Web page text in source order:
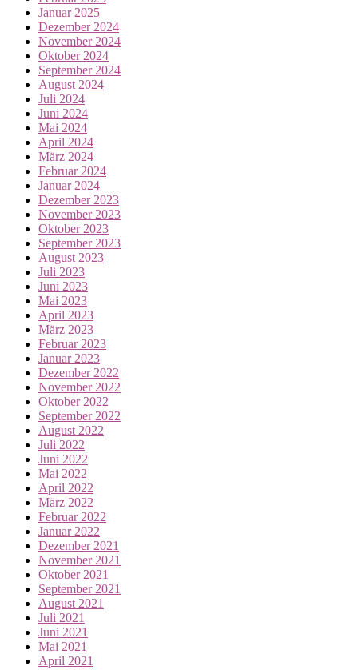
Januar 2025
Dezember 2024
November 2024
Oktober 2024
September 2024
August 2024
Juli 2024
Juni 2024
Mai 2024
April 2024
März 2024
Februar 2024
Januar 2024
Dezember 2023
November 2023
Oktober 2023
September 2023
August 2023
Juli 2023
Juni 2023
Mai 2023
April 2023
März 2023
Februar 2023
Januar 2023
Dezember 2022
November 2022
Oktober 2022
September 2022
August 2022
Juli 2022
Juni 2022
Mai 2022
April 2022
März 2022
Februar 2022
Januar 2022
Dezember 2021
November 2021
Oktober 2021
September 2021
August 2021
Juli 2021
Juni 2021
Mai 2021
April 2021